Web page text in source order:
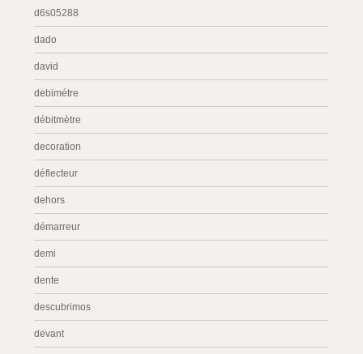
d6s05288
dado
david
debimétre
débitmètre
decoration
déflecteur
dehors
démarreur
demi
dente
descubrimos
devant